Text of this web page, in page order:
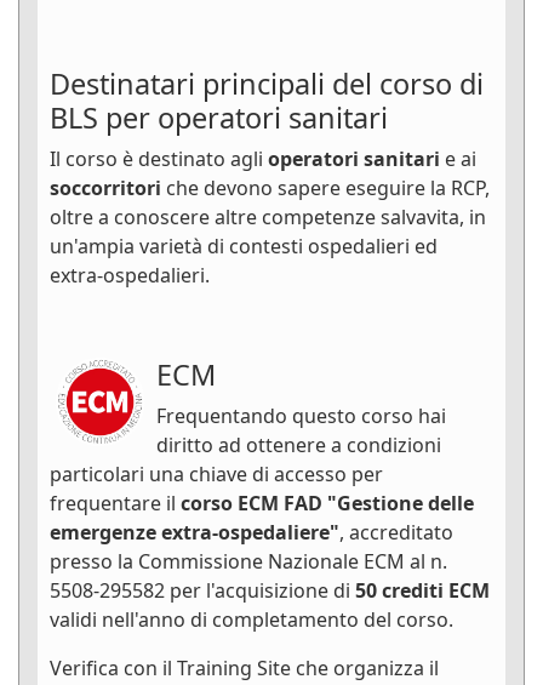
Destinatari principali del corso di
BLS per operatori sanitari
Il corso è destinato agli operatori sanitari e ai
soccorritori che devono sapere eseguire la RCP,
oltre a conoscere altre competenze salvavita, in
un'ampia varietà di contesti ospedalieri ed
extra-ospedalieri.
ECM
Frequentando questo corso hai
diritto ad ottenere a condizioni
particolari una chiave di accesso per
frequentare il corso ECM FAD "Gestione delle
emergenze extra-ospedaliere", accreditato
presso la Commissione Nazionale ECM al n.
5508-295582 per l'acquisizione di 50 crediti ECM
validi nell'anno di completamento del corso.
Verifica con il Training Site che organizza il